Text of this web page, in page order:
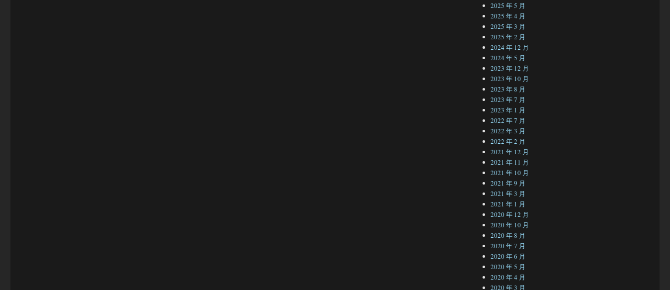
2025 年 5 月
2025 年 4 月
2025 年 3 月
2025 年 2 月
2024 年 12 月
2024 年 5 月
2023 年 12 月
2023 年 10 月
2023 年 8 月
2023 年 7 月
2023 年 1 月
2022 年 7 月
2022 年 3 月
2022 年 2 月
2021 年 12 月
2021 年 11 月
2021 年 10 月
2021 年 9 月
2021 年 3 月
2021 年 1 月
2020 年 12 月
2020 年 10 月
2020 年 8 月
2020 年 7 月
2020 年 6 月
2020 年 5 月
2020 年 4 月
2020 年 3 月